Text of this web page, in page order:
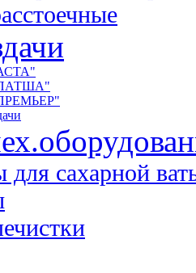
для сахарной